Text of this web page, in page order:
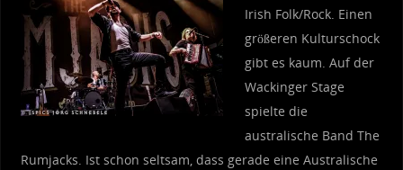
Irish Folk/Rock. Einen
größeren Kulturschock
gibt es kaum. Auf der
Wackinger Stage
spielte die
australische Band The
Rumjacks. Ist schon seltsam, dass gerade eine Australische